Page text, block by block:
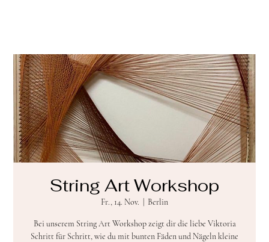
String Art Workshop
Fr., 14. Nov. Berlin
Bei unserem String Art Workshop zeigt dir die liebe Viktoria
Schritt für Schritt, wie du mit bunten Fäden und Nägeln kleine